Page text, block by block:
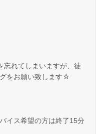
忘れてしまいますが、徒
をお願い致します☆
イス希望の方は終了15分